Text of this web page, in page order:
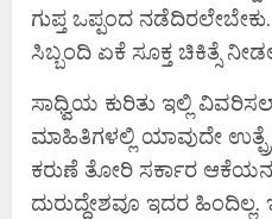
ಗುಪ್ತ ಒಪ್ಪಂದ
ಸಿಬ್ಬಂದಿ ಏಕೆ ಸೂಕ್ತ ಚಿಕಿತ್ಸೆ
ಸಾಧ್ವಿಯ ಕುರಿತು ಇಲ್ಲಿ
ಮಾಹಿತಿಗಳಲ್ಲಿ ಯಾವುದೇ
ಕರುಣೆ ತೋರಿ ಸರ್ಕಾರ
ದುರುದ್ದೇಶವೂ ಇದರ